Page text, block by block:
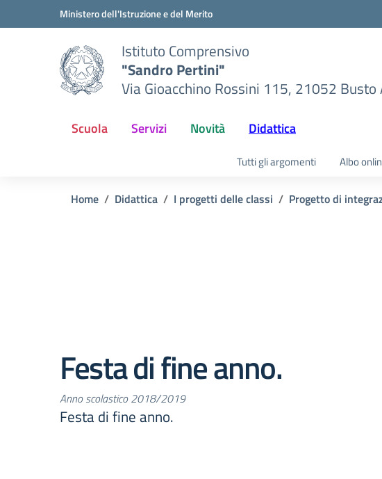
Vai ai contenuti
Vai al menu di navigazioneMinistero dell'Istruzione e del Merito
Istituto Comprensivo
"Sandro Pertini"
Via Gioacchino Rossini 115, 21052 Busto
Scuola Servizi Novità Didattica
Tutti gli argomenti Albo
Home Didattica I progetti delle classi Progetto di
Festa di fine anno.
Anno scolastico 2018/2019
Festa di fine anno.